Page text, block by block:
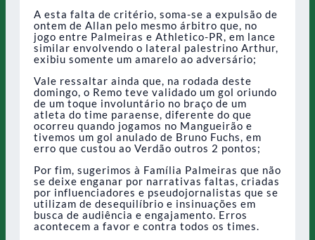
A esta falta de critério, soma-se a expulsão de
ontem de Allan pelo mesmo árbitro que, no
jogo entre Palmeiras e Athletico-PR, em lance
similar envolvendo o lateral palestrino Arthur,
exibiu somente um amarelo ao adversário;
Vale ressaltar ainda que, na rodada deste
domingo, o Remo teve validado um gol oriundo
de um toque involuntário no braço de um
atleta do time paraense, diferente do que
ocorreu quando jogamos no Mangueirão e
tivemos um gol anulado de Bruno Fuchs, em
erro que custou ao Verdão outros 2 pontos;
Por fim, sugerimos à Família Palmeiras que não
se deixe enganar por narrativas faltas, criadas
por influenciadores e pseudojornalistas que se
utilizam de desequilíbrio e insinuações em
busca de audiência e engajamento. Erros
acontecem a favor e contra todos os times.